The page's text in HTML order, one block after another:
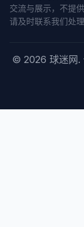
交流与展示，不提
请及时联系我们处
© 2026 球迷网.